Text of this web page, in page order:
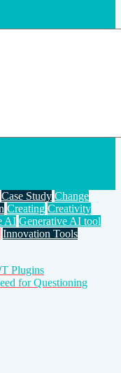
Case Study Change
Creating Creativity
AI Generative AI tool
Innovation Tools
Plugins
for Questioning